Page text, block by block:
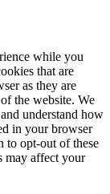
while you
that are
as they are
the website. We
understand how
in your browser
to opt-out of these
may affect your